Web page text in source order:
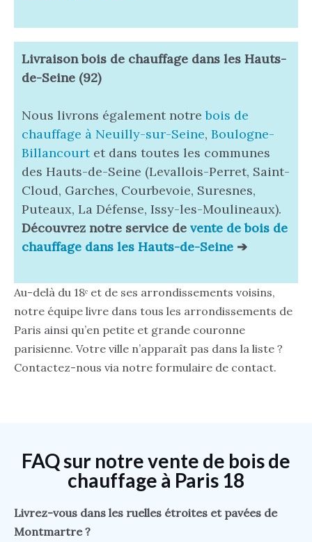
Livraison bois de chauffagedans les Hauts-
de-Seine (92)
Nous livrons également notrebois de
chauffage à Neuilly-sur-Seine, Boulogne-
Billancourtet dans toutes les communes
des Hauts-de-Seine (Levallois-Perret, Saint-
Cloud, Garches, Courbevoie, Suresnes,
Puteaux, La Défense, Issy-les-Moulineaux).
Découvrez notre service de vente de bois de
chauffage dans les Hauts-de-Seine➔
Au-delà du 18ᵉ et de ses arrondissements voisins,
notre équipe livre dans tous les arrondissements de
Paris ainsi qu’en petite et grande couronne
parisienne. Votre ville n’apparaît pas dans la liste ?
Contactez-nous via notre formulaire de contact.
FAQ sur notre vente de bois de
chauffage à Paris 18
Livrez-vous dans les ruelles étroites et pavées de
Montmartre ?